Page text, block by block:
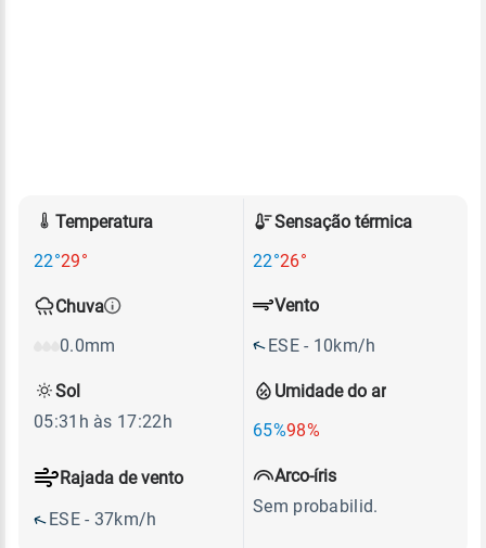
Temperatura
22°29°
Sensação térmica
22°26°
Chuva
0.0mm
Umidade do ar
65%98%
Vento
ESE - 10km/h
Rajada de vento
ESE - 37km/h
Sol
05:31h às 17:22h
Arco-íris
Sem probabilid.